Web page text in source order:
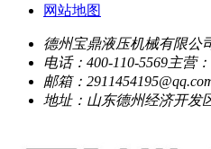
网站地图
德州宝鼎液压机械有限公
电话：400-110-5569主营
邮箱：
地址：山东德州经济开发